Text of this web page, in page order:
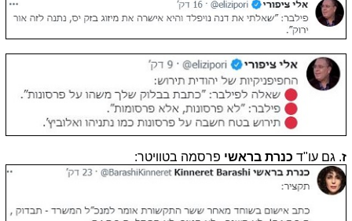
ז. גם עו"ד כנרת בראשי פרסמה בטוויטר: